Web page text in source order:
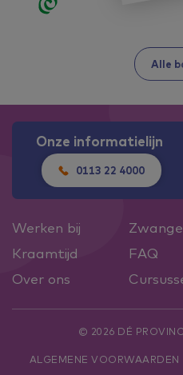
Alle
Onze informatielijn
0113 22 4000
Werken bij
Kraamtijd
FAQ
Over ons
© 2026 DÉ
ALGEMENE VOORWAARDEN